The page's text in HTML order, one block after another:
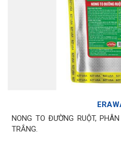
NONG TO ĐƯỜNG RUỘT,
TRẮNG.